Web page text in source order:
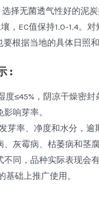
择无菌透气性好的泥
，EC值保持1.0-1.4。
根据当地的具体日照
:
≤45%，阴凉干燥密封
响芽率。
芽率、净度和水分，逾
灰霉病、枯萎病和茎
不同，品种实际表现会
础上推广使用。